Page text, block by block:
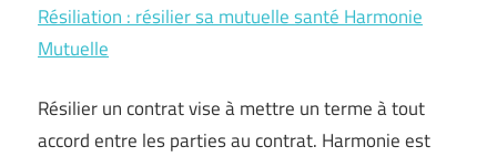
Résiliation : résilier sa mutuelle santé Harmonie
Mutuelle
Résilier un contrat vise à mettre un terme à tout
accord entre les parties au contrat. Harmonie est